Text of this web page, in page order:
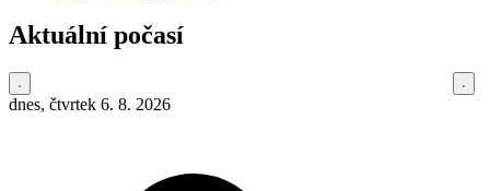
Aktuální počasí
dnes, čtvrtek 6. 8. 2026